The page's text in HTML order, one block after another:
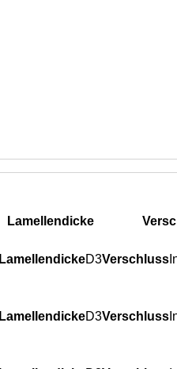
Lamellendicke
D3
D3